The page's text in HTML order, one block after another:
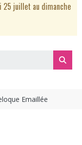
25 juillet au dimanche
Emaillée